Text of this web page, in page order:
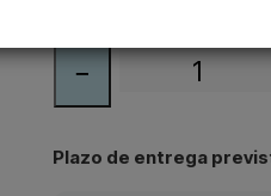
−
Plazo de entrega